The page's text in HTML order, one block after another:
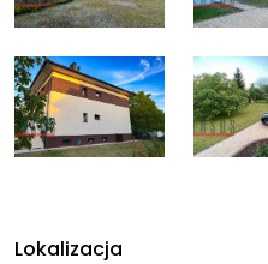
Lokalizacja